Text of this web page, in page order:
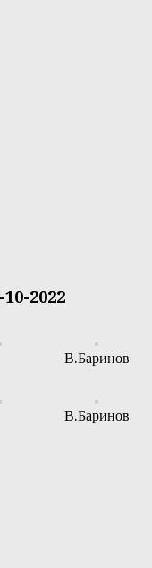
2022
В.Баринов
В.Баринов